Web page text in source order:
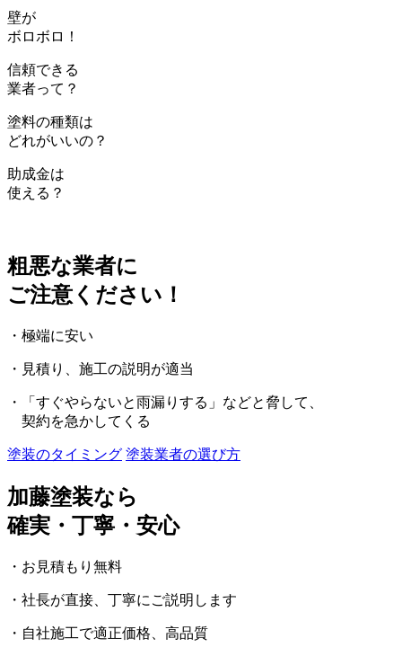
壁が
ボロボロ！
信頼できる
業者って？
塗料の種類は
どれがいいの？
助成金は
使える？
粗悪な業者に
ご注意ください！
・極端に安い
・見積り、施工の説明が適当
・「すぐやらないと雨漏りする」などと脅して、
契約を急かしてくる
塗装のタイミング 塗装業者の選び方
加藤塗装なら
確実・丁寧・安心
・お見積もり無料
・社長が直接、丁寧にご説明します
・自社施工で適正価格、高品質